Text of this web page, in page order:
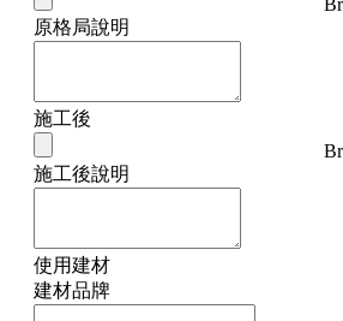
原格局說明
施工後
施工後說明
使用建材
建材品牌